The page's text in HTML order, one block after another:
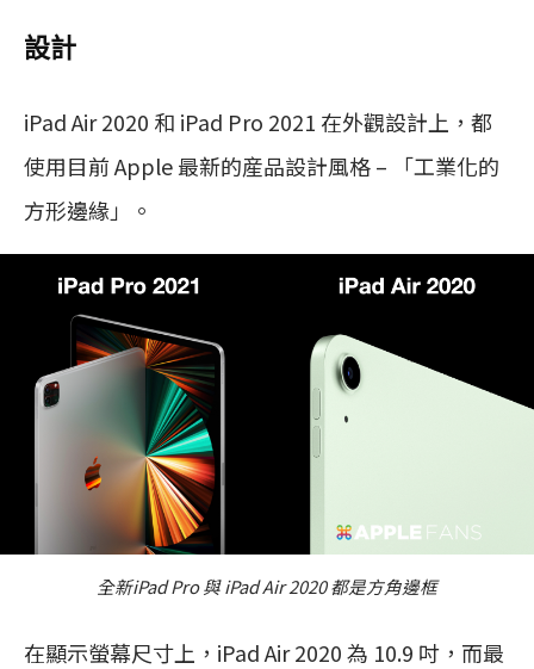
設計
iPad Air 2020 和 iPad Pro 2021 在外觀設計上，都
使用目前 Apple 最新的産品設計風格 – 「工業化的
方形邊緣」。
全新iPad Pro 與 iPad Air 2020 都是方角邊框
在顯示螢幕尺寸上，iPad Air 2020 為 10.9 吋，而最